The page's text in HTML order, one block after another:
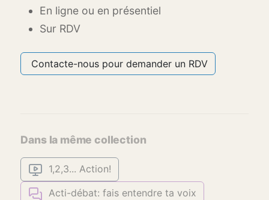
En ligne ou en présentiel
Sur RDV
Contacte-nous pour demander un RDV
Dans la même collection
1,2,3... Action!
Acti-débat: fais entendre ta voix